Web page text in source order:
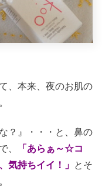
、本来、夜のお肌の
？』・・・と、鼻の
、
「あらぁ～☆コ
気持ちイイ！」 とそ